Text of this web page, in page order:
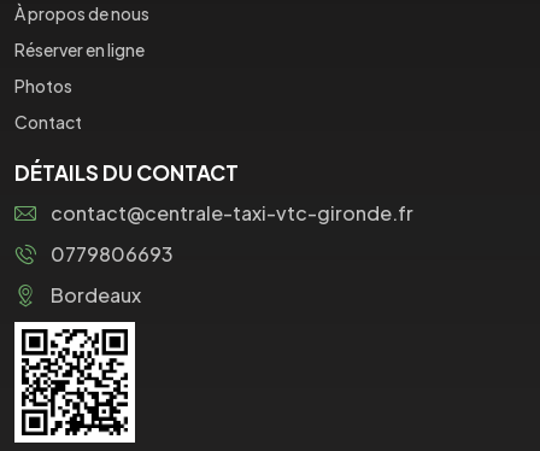
À propos de nous
Réserver en ligne
Photos
Contact
DÉTAILS DU CONTACT
contact@centrale-taxi-vtc-gironde.fr
0779806693
Bordeaux